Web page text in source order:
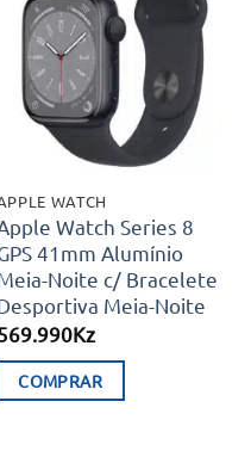
Adicionar
aos meus
WATCH
Watch Series 8
41mm Alumínio
Noite c/ Bracelete
Meia-Noite
Kz
COMPRAR